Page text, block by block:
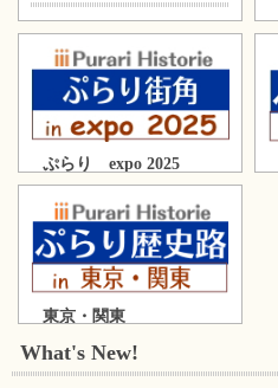
ぷらり expo 2025
東京・関東
What's New!